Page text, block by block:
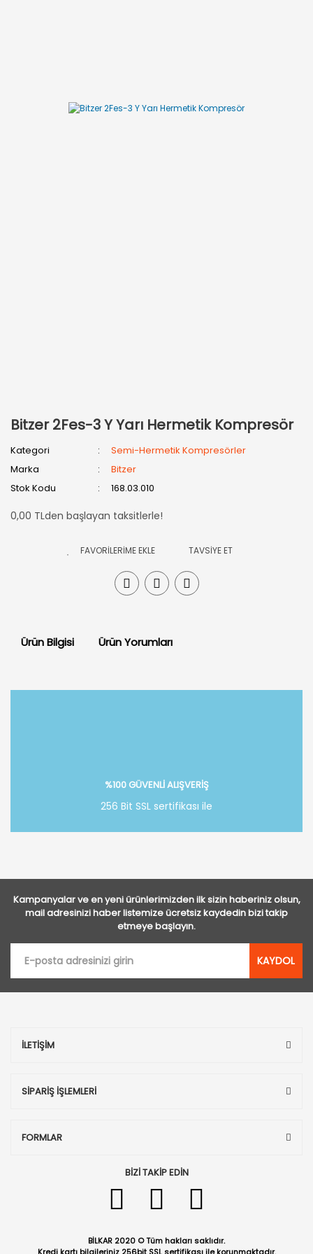
Bitzer 2Fes-3 Y Yarı Hermetik Kompresör
Kategori
Semi-Hermetik Kompresörler
Marka
Bitzer
Stok Kodu
168.03.010
0,00 TLden başlayan taksitlerle!
TAVSİYE ET
Ürün Bilgisi Ürün Yorumları
%100 GÜVENLİ ALIŞVERİŞ
256 Bit SSL sertifikası ile
Kampanyalar ve en yeni ürünlerimizden ilk sizin haberiniz olsun,
mail adresinizi haber listemize ücretsiz kaydedin bizi takip
etmeye başlayın.
KAYDOL
İLETİŞİM
SİPARİŞ İŞLEMLERİ
FORMLAR
BİZİ TAKİP EDİN
BİLKAR 2020 © Tüm hakları saklıdır.